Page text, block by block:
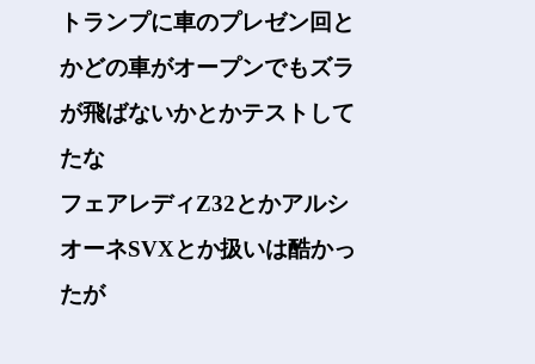
トランプに車のプレゼン回と
かどの車がオープンでもズラ
が飛ばないかとかテストして
たな
フェアレディZ32とかアルシ
オーネSVXとか扱いは酷かっ
たが